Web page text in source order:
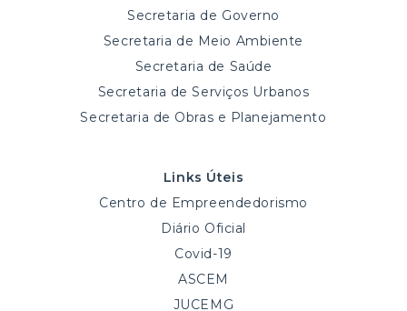
Secretaria de Governo
Secretaria de Meio Ambiente
Secretaria de Saúde
Secretaria de Serviços Urbanos
Secretaria de Obras e Planejamento
Links Úteis
Centro de Empreendedorismo
Diário Oficial
Covid-19
ASCEM
JUCEMG